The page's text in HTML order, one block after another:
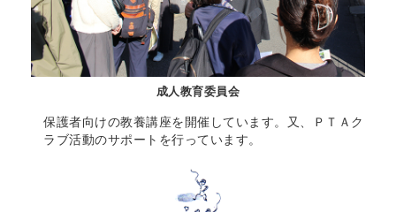
成人教育委員会
保護者向けの教養講座を開催しています。又、ＰＴＡク
ラブ活動のサポートを行っています。